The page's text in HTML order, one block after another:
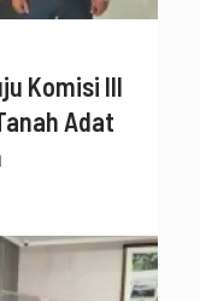
Komisi III
Adat